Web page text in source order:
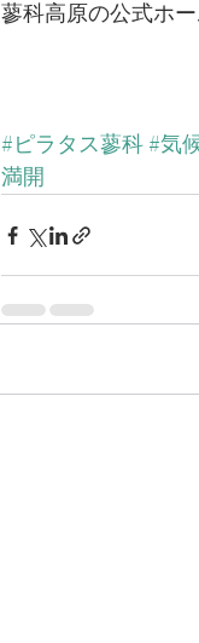
蓼科高原の公式ホ
#ピラタス蓼科#気
満開